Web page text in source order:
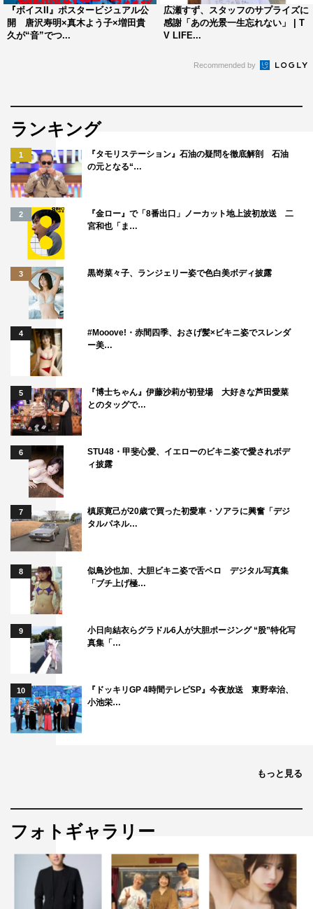
『ボイスII』ポスタービジュアル公
開 唐沢寿明×真木よう子×増田貴
久が“音”でつ...
広瀬すず、スタッフのサプライズに
感謝「あの光景一生忘れない」 | T
V LIFE...
Recommended by
ランキング
1
『タモリステーション』石油の疑問を徹底解剖 石油
の元となる“…
2
『金ロー』で「8番出口」ノーカット地上波初放送 二
宮和也「ま…
3 黒嵜菜々子、ランジェリー姿で色白美ボディ披露
4
#Mooove!・赤間四季、おさげ髪×ビキニ姿でスレンダ
ー美…
5
『博士ちゃん』伊藤沙莉が初登場 大好きな芦田愛菜
とのタッグで…
6
STU48・甲斐心愛、イエローのビキニ姿で愛されボデ
ィ披露
7
槙原寛己が20歳で買った初愛車・ソアラに興奮「デジ
タルパネル…
8
似鳥沙也加、大胆ビキニ姿で舌ペロ デジタル写真集
「ブチ上げ極…
9
小日向結衣らグラドル6人が大胆ポージング “股”特化写
真集「…
10
『ドッキリGP 4時間テレビSP』今夜放送 東野幸治、
小池栄…
もっと見る
フォトギャラリー